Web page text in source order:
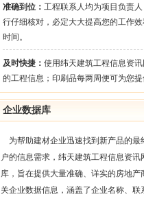
准确到位： 工程联系人均为项目负责
行仔细核对，必定大大提高您的工作
时间。
及时快捷： 使用纬天建筑工程信息资
的工程信息；印刷品每两周便可为您
企业数据库
为帮助建材企业迅速找到新产品的最
户的信息需求，纬天建筑工程信息资
库，旨在提供大量准确、详实的房地
关企业数据信息，涵盖了企业名称、